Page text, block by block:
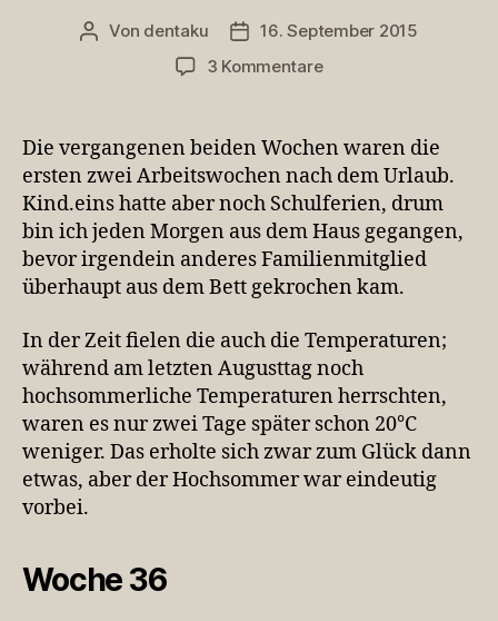
Beitragsautor
Von dentaku Veröffentlichungsdatum
16. September 2015
3 Kommentarezu
mit
Zoo
und
Zombies
Die vergangenen beiden Wochen waren die
ersten zwei Arbeitswochen nach dem Urlaub.
Kind.eins hatte aber noch Schulferien, drum
bin ich jeden Morgen aus dem Haus gegangen,
bevor irgendein anderes Familienmitglied
überhaupt aus dem Bett gekrochen kam.
In der Zeit fielen die auch die Temperaturen;
während am letzten Augusttag noch
hochsommerliche Temperaturen herrschten,
waren es nur zwei Tage später schon 20°C
weniger. Das erholte sich zwar zum Glück dann
etwas, aber der Hochsommer war eindeutig
vorbei.
Woche 36